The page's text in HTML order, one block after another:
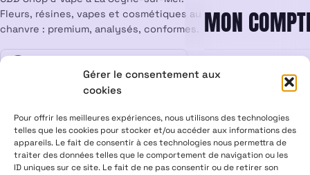
Gérer le consentement aux
cookies
Pour offrir les meilleures expériences, nous utilisons des technologies
telles que les cookies pour stocker et/ou accéder aux informations des
appareils. Le fait de consentir à ces technologies nous permettra de
traiter des données telles que le comportement de navigation ou les
ID uniques sur ce site. Le fait de ne pas consentir ou de retirer son
MON
Fleurs, résines, vapes et cosmétiques au
chanvre : premium, analysés, conformes.
Mentions légales CGV Confidentialité
Cookies
Rétractation